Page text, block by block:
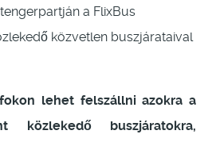
a FlixBus
közvetlen buszjárataival
lehet felszállni azokra a
közlekedő buszjáratokra,